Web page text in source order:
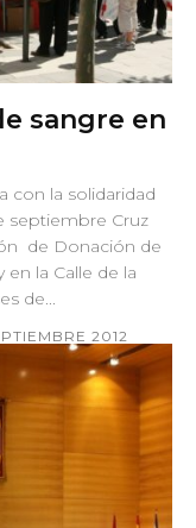
sangre en
con la solidaridad
septiembre Cruz
de Donación de
la Calle de la
de...
2012